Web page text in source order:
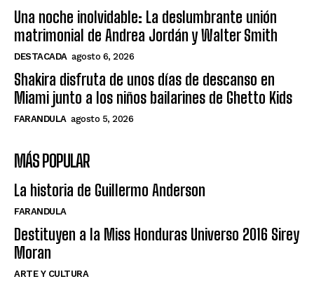
Una noche inolvidable: La deslumbrante unión
matrimonial de Andrea Jordán y Walter Smith
DESTACADA agosto 6, 2026
Shakira disfruta de unos días de descanso en
Miami junto a los niños bailarines de Ghetto Kids
FARANDULA agosto 5, 2026
MÁS POPULAR
La historia de Guillermo Anderson
FARANDULA
Destituyen a la Miss Honduras Universo 2016 Sirey
Moran
ARTE Y CULTURA